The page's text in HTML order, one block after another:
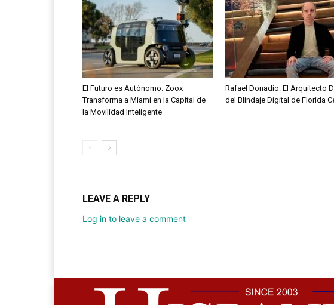
El Futuro es Autónomo: Zoox
Transforma a Miami en la Capital de
la Movilidad Inteligente
Rafael Donadío: El Arquitecto
del Blindaje Digital de Florida
LEAVE A REPLY
Log in to leave a comment